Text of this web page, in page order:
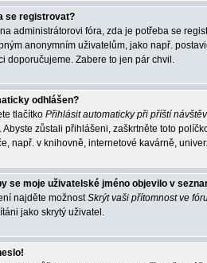
se registrovat?
administrátorovi fóra, zda je potřeba se
anonymním uživatelům, jako např.
doporučujeme. Zabere to jen pár chvil.
odhlášen?
tlačítko Přihlásit automaticky při příští
Abyste zůstali přihlášeni, zaškrtněte toto
např. v knihovně, internetové kavárně,
se moje uživatelské jméno objevilo v
najděte možnostSkrýt vaši přítomnost ve
jako skrytý uživatel.